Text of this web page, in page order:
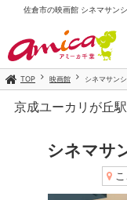
佐倉市の映画館 シネマサン
TOP 映画館 シネマサン
京成ユーカリが丘
シネマサ
こ